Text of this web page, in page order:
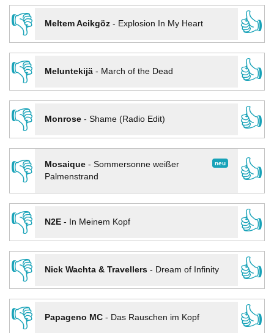
👎
Meltem Acikgöz- Explosion In My Heart
👍
👎
Meluntekijä- March of the Dead
👍
👎
Monrose- Shame (Radio Edit)
👍
👎
neu
Mosaique- Sommersonne weißer
Palmenstrand
👍
👎
N2E- In Meinem Kopf
👍
👎
Nick Wachta & Travellers- Dream of Infinity
👍
👎
Papageno MC- Das Rauschen im Kopf
👍